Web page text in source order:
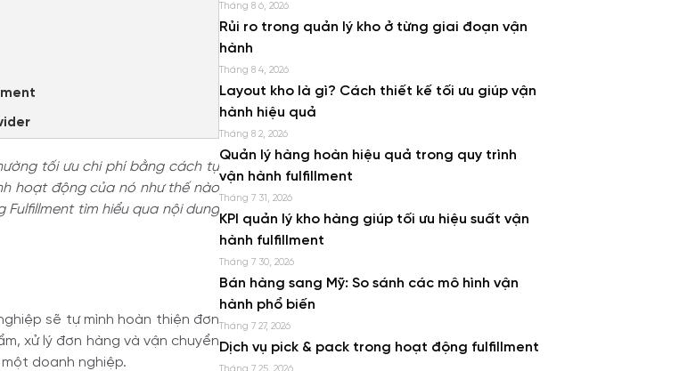
tối ưu chi phí bằng cách tự
hoạt động của nó như thế nào
tìm hiểu qua nội dung
sẽ tự mình hoàn thiện đơn
xử lý đơn hàng và vận chuyển
doanh nghiệp.
Tháng 8 6, 2026
Rủi ro trong quản lý kho ở từng giai đoạn vận
hành
Tháng 8 4, 2026
Layout kho là gì? Cách thiết kế tối ưu giúp vận
hành hiệu quả
Tháng 8 2, 2026
Quản lý hàng hoàn hiệu quả trong quy trình
vận hành fulfillment
Tháng 7 31, 2026
KPI quản lý kho hàng giúp tối ưu hiệu suất vận
hành fulfillment
Tháng 7 30, 2026
Bán hàng sang Mỹ: So sánh các mô hình vận
hành phổ biến
Tháng 7 27, 2026
Dịch vụ pick & pack trong hoạt động fulfillment